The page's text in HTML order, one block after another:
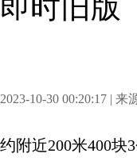
即时旧版
2023-10-30 00:20:17 | 来
约附近200米400块